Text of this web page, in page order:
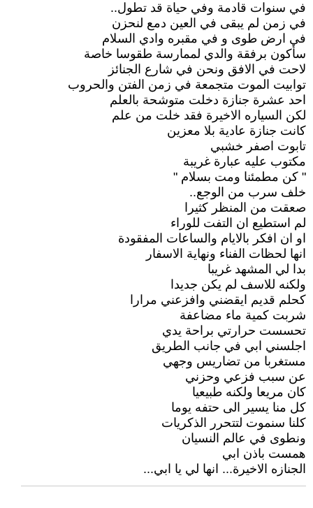
في سنوات قادمة وفي حياة قد تطول..
في زمن لم يبقى في العين دمع لنحزن
في ارض طوى و في مقبره وادي السلام
سأكون برفقة والدي لممارسة طقوسا خاصة
لاحت في الافق ونحن في شارع الجنائز
توابيت الموت متجمعة في زمن الفتن والحروب
احد عشرة جنازة دخلت متوشحة بالعلم
لكن السياره الاخيرة فقد خلت من علم
كانت جنازة عادية بلا معزين
تابوت اصفر خشبي
مكتوب عليه عبارة غريبة
" كن مطمئنا ومت بسلام "
خلف سرب من الوجع..
صعقت من المنظر كثيرا
لم استطيع ان التفت للوراء
او ان افكر بالايام والساعات المفقودة
انها لحظات الفناء ونهاية الاسفار
بدا لي المشهد غريبا
ولكنه للاسف لم يكن جديدا
كحلم قديم ايقضني وافزعني مرارا
شربت كمية ماء مضاعفة
تحسست حرارتي براحة يدي
اجلسني ابي في جانب الطريق
مستغربا من تضاريس وجهي
عن سبب فزعي وحزني
كان مريعا ولكنه طبيعيا
كل منا يسير الى حتفه يوما
كلنا سنموت لتتحرر الذكريات
ونطوى في عالم النسيان
همست باذن ابي
الجنازه الاخيرة... انها لي يا ابي...